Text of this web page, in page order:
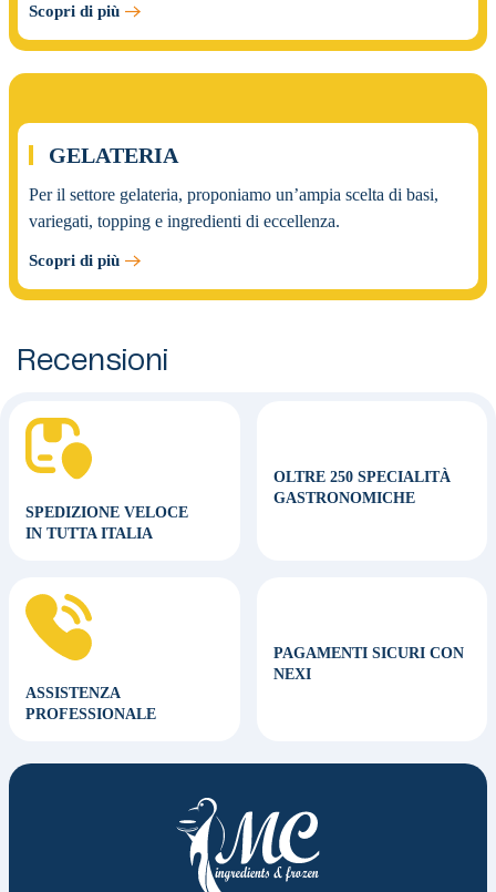
Scopri di più
03.
GELATERIA
Per il settore gelateria, proponiamo un’ampia scelta di basi,
variegati, topping e ingredienti di eccellenza.
Scopri di più
Recensioni
SPEDIZIONE VELOCE
IN TUTTA ITALIA
OLTRE 250 SPECIALITÀ
GASTRONOMICHE
ASSISTENZA
PROFESSIONALE
PAGAMENTI SICURI CON
NEXI